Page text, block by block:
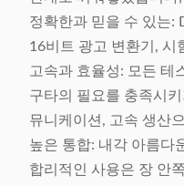
정확한과 믿을 수 있는:
16비트 광고 변환기, 시
고속과 효율성: 모든 테
구타의 필요를 충족시
뮤니케이션, 고속 생산
높은 통합: 내각 아름다
합리적인 사용은 장 안